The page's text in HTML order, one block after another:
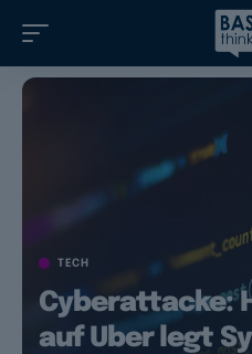
TECH
Cyberattacke:
auf Uber legt